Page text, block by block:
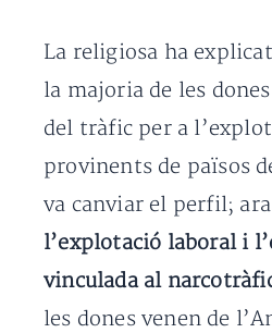
La religiosa ha
la majoria de les
del tràfic per a
provinents de països
va canviar el perfil; ara
l’explotació laboral i
vinculada al
les dones venen de